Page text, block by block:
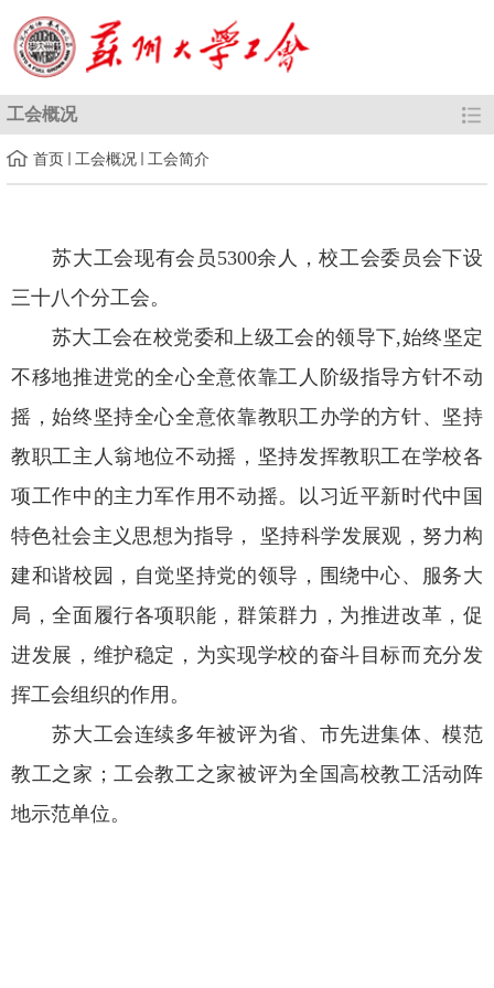
工会概况
首页 工会概况 工会简介
苏大工会现有会员5300余人，校工会委员会下设
三十八个分工会。
苏大工会在校党委和上级工会的领导下,始终坚定
不移地推进党的全心全意依靠工人阶级指导方针不动
摇，始终坚持全心全意依靠教职工办学的方针、坚持
教职工主人翁地位不动摇，坚持发挥教职工在学校各
项工作中的主力军作用不动摇。以习近平新时代中国
特色社会主义思想为指导， 坚持科学发展观，努力构
建和谐校园，自觉坚持党的领导，围绕中心、服务大
局，全面履行各项职能，群策群力，为推进改革，促
进发展，维护稳定，为实现学校的奋斗目标而充分发
挥工会组织的作用。
苏大工会连续多年被评为省、市先进集体、模范
教工之家；工会教工之家被评为全国高校教工活动阵
地示范单位。